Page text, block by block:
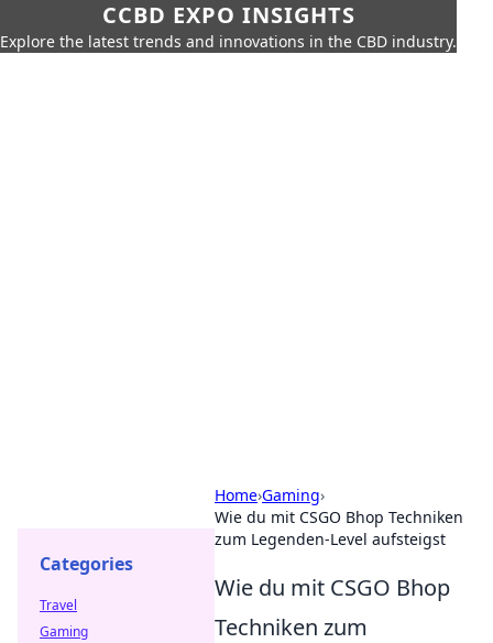
CCBD EXPO INSIGHTS
Explore the latest trends and innovations in the CBD industry.
Home›Gaming›
Wie du mit CSGO Bhop Techniken
zum Legenden-Level aufsteigst
Wie du mit CSGO Bhop
Techniken zum
Categories
Travel
Gaming